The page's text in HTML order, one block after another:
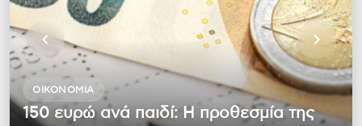
ΟΙΚΟΝΟΜΊΑ
150 ευρώ ανά παιδί: Η προθεσμία της